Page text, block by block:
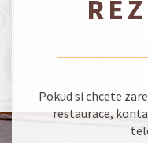
Pokud si chcete
restaurace,